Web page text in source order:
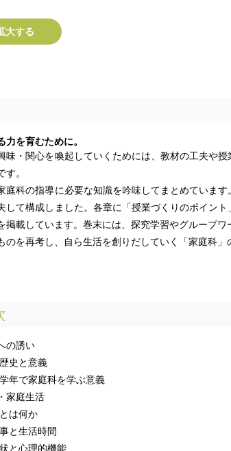
大する
力を育むために。
味・関心を喚起していくためには、教材の工夫や
。
庭科の指導に必要な知識を吟味してまとめていま
して構成しました。各章に「授業づくりのポイン
掲載しています。巻末には、探究学習やグループワ
のを再考し、自ら生活を創りだしていく「家庭科」
の誘い
史と意義
年で家庭科を学ぶ意義
家庭生活
は何か
と生活時間
と心理的機能